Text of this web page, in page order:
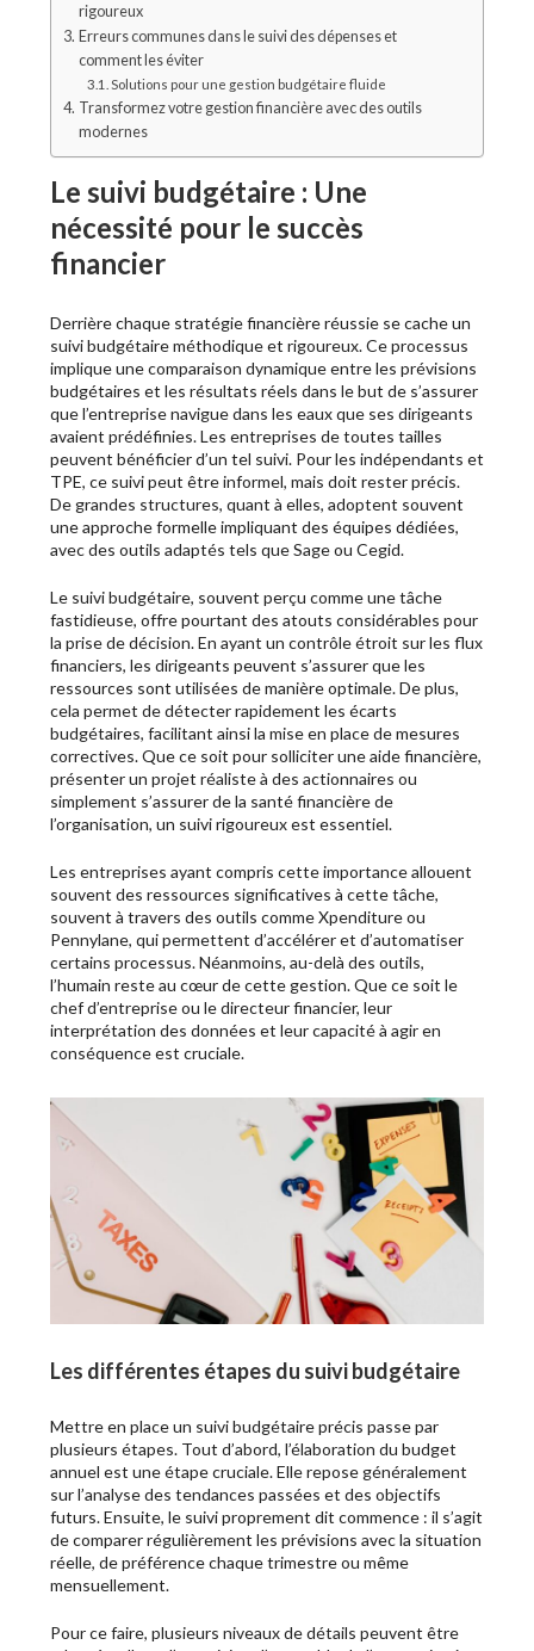
rigoureux
Erreurs communes dans le suivi des dépenses et
comment les éviter
Solutions pour une gestion budgétaire fluide
Transformez votre gestion financière avec des outils
modernes
Le suivi budgétaire : Une
nécessité pour le succès
financier
Derrière chaque stratégie financière réussie se cache un
suivi budgétaire méthodique et rigoureux. Ce processus
implique une comparaison dynamique entre les prévisions
budgétaires et les résultats réels dans le but de s’assurer
que l’entreprise navigue dans les eaux que ses dirigeants
avaient prédéfinies. Les entreprises de toutes tailles
peuvent bénéficier d’un tel suivi. Pour les indépendants et
TPE, ce suivi peut être informel, mais doit rester précis.
De grandes structures, quant à elles, adoptent souvent
une approche formelle impliquant des équipes dédiées,
avec des outils adaptés tels que Sage ou Cegid.
Le suivi budgétaire, souvent perçu comme une tâche
fastidieuse, offre pourtant des atouts considérables pour
la prise de décision. En ayant un contrôle étroit sur les flux
financiers, les dirigeants peuvent s’assurer que les
ressources sont utilisées de manière optimale. De plus,
cela permet de détecter rapidement les écarts
budgétaires, facilitant ainsi la mise en place de mesures
correctives. Que ce soit pour solliciter une aide financière,
présenter un projet réaliste à des actionnaires ou
simplement s’assurer de la santé financière de
l’organisation, un suivi rigoureux est essentiel.
Les entreprises ayant compris cette importance allouent
souvent des ressources significatives à cette tâche,
souvent à travers des outils comme Xpenditure ou
Pennylane, qui permettent d’accélérer et d’automatiser
certains processus. Néanmoins, au-delà des outils,
l’humain reste au cœur de cette gestion. Que ce soit le
chef d’entreprise ou le directeur financier, leur
interprétation des données et leur capacité à agir en
conséquence est cruciale.
Les différentes étapes du suivi budgétaire
Mettre en place un suivi budgétaire précis passe par
plusieurs étapes. Tout d’abord, l’élaboration du budget
annuel est une étape cruciale. Elle repose généralement
sur l’analyse des tendances passées et des objectifs
futurs. Ensuite, le suivi proprement dit commence : il s’agit
de comparer régulièrement les prévisions avec la situation
réelle, de préférence chaque trimestre ou même
mensuellement.
Pour ce faire, plusieurs niveaux de détails peuvent être